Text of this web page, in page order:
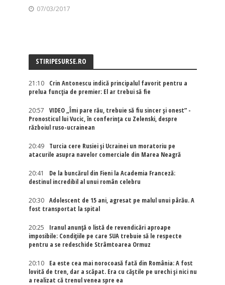
07/03/2017
STIRIPESURSE.RO
21:10
Crin Antonescu indică principalul favorit pentru a
prelua funcția de premier: El ar trebui să fie
20:57
VIDEO „Îmi pare rău, trebuie să fiu sincer și onest” -
Pronosticul lui Vucic, în conferința cu Zelenski, despre
războiul ruso-ucrainean
20:49
Turcia cere Rusiei și Ucrainei un moratoriu pe
atacurile asupra navelor comerciale din Marea Neagră
20:41
De la buncărul din Fieni la Academia Franceză:
destinul incredibil al unui român celebru
20:30
Adolescent de 15 ani, agresat pe malul unui pârău. A
fost transportat la spital
20:25
Iranul anunță o listă de revendicări aproape
imposibile: Condițiile pe care SUA trebuie să le respecte
pentru a se redeschide Strâmtoarea Ormuz
20:10
Ea este cea mai norocoasă fată din România: A fost
lovită de tren, dar a scăpat. Era cu căștile pe urechi și nici nu
a realizat că trenul venea spre ea